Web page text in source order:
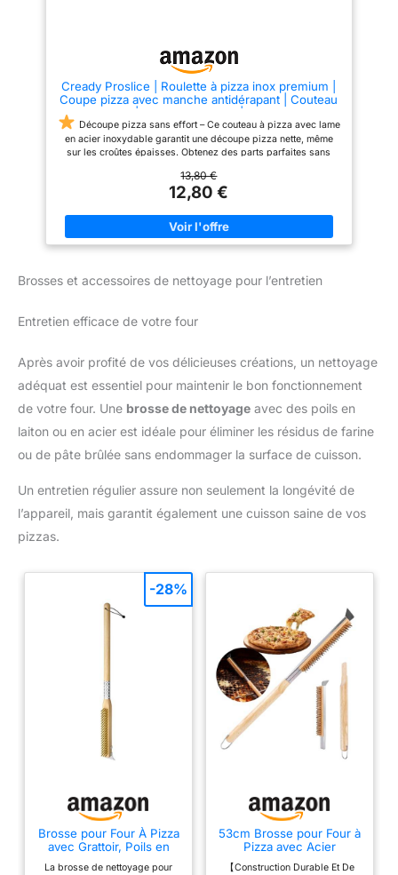
Cready Proslice | Roulette à pizza inox premium |
Coupe pizza avec manche antidérapant | Couteau
pizza pro | Pizza accessoire | Coupe Pizza
Roulette | Roulette pizza professionnel solide et
efficace
Découpe pizza sans effort – Ce couteau à pizza avec lame
en acier inoxydable garantit une découpe pizza nette, même
sur les croûtes épaisses. Obtenez des parts parfaites sans
Coupe pizza professionnel – Avec
sa poignée antidérapante, ce couteau a pizza assure un
Un coupe pizza professionnel qui combine confort, précision
et efficacité.
Roulette à pizza durable – Fabriquée en acier
pour durer. Inclus : protège-lame pour un rangement sécurisé.
encore roulette a pizza. Un outil multiusage et design pour
pizza tout-en-un – Grâce à sa coupe pizza roulette, ce couteau
pizza se distingue par sa précision et sa prise en main.
Complétez votre collection d’accessoires pizza avec ce produit
13,80 €
12,80 €
Brosses et accessoires de nettoyage pour l’entretien
Entretien efficace de votre four
Après avoir profité de vos délicieuses créations, un nettoyage
adéquat est essentiel pour maintenir le bon fonctionnement
de votre four. Une brosse de nettoyage avec des poils en
laiton ou en acier est idéale pour éliminer les résidus de farine
ou de pâte brûlée sans endommager la surface de cuisson.
Un entretien régulier assure non seulement la longévité de
l’appareil, mais garantit également une cuisson saine de vos
pizzas.
Brosse pour Four À Pizza
avec Grattoir, Poils en
La brosse de nettoyage pour
-28%
53cm Brosse pour Four à
Pizza avec Acier
Inoxydable Grattoir, Outil
【Construction Durable Et De